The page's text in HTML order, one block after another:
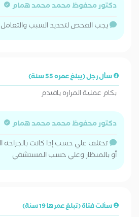
دكتور محفوظ محمد محمد همام
يجب الفحص لتحديد السبب
سأل رجل (يبلغ عمره 55 سنة)
بكام عملية المراره يافندم
دكتور محفوظ محمد محمد همام
تختلف علي حسب إذا كانت بالجراحه
أو بالمنظار وعلي حسب المستشفي
سألت فتاة (تبلغ عمرها 19 سنة)